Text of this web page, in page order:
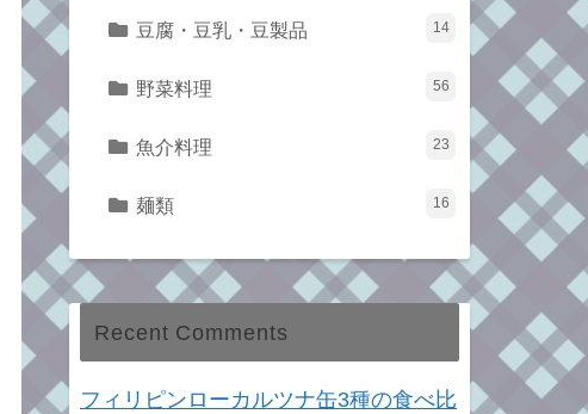
豆腐・豆乳・豆製品 14
野菜料理 56
魚介料理 23
麺類 16
Recent Comments
フィリピンローカルツナ缶3種の食べ比